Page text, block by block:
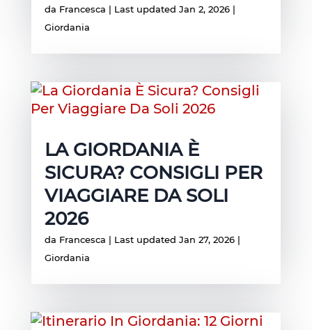
da Francesca | Last updated Jan 2, 2026|
Giordania
LA GIORDANIA È
SICURA? CONSIGLI PER
VIAGGIARE DA SOLI
2026
da Francesca | Last updated Jan 27, 2026|
Giordania